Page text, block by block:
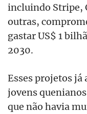
incluindo Stripe,
outras,
gastar US$ 1
2030.
Esses projetos
jovens
que não havia